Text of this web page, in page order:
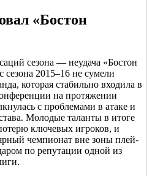
«Бостон
сезона — неудача «Бостон
2015–16 не сумели
которая стабильно входила в
на протяжении
с проблемами в атаке и
Молодые таланты в итоге
ключевых игроков, и
чемпионат вне зоны плей-
по репутации одной из